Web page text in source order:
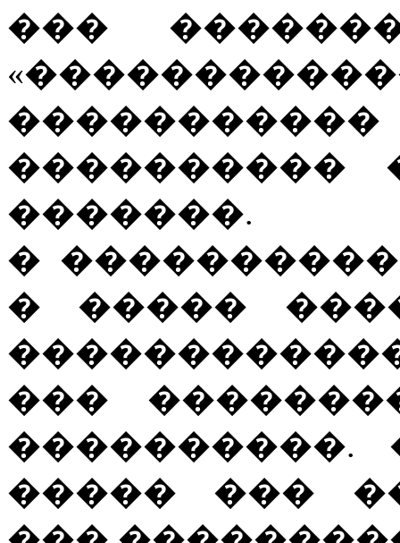
���
����������
�������.
� ����������
� �����
���
����������.
����� ���